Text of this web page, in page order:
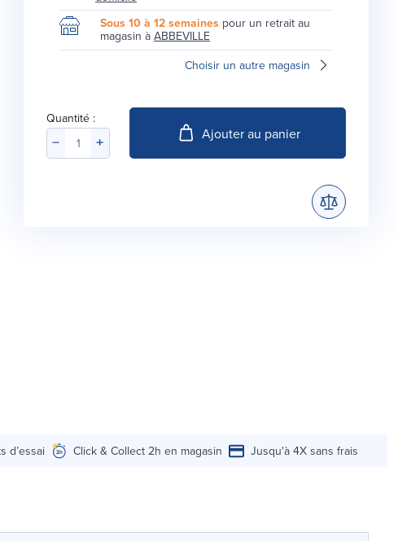
Sous 10 à 12 semaines pour un retrait au
magasin à ABBEVILLE
Choisir un autre magasin
Quantité :
Ajouter au panier
d’essai Click & Collect 2h en magasin Jusqu'à 4X sans frais